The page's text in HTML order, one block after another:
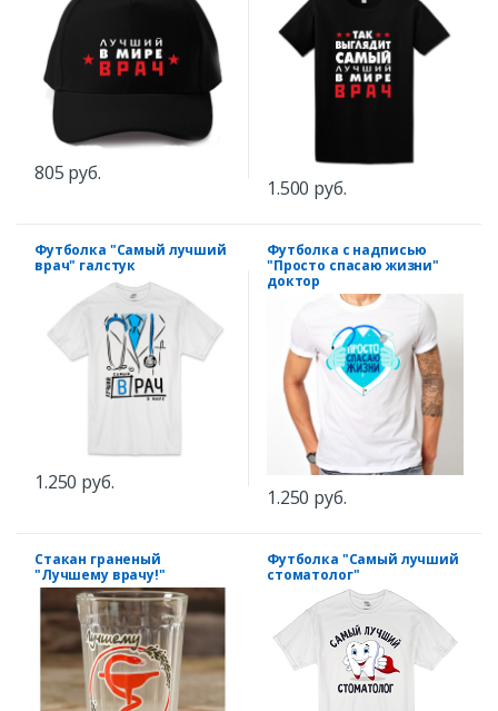
805 руб.
1.500 руб.
Футболка "Самый лучший
врач" галстук
1.250 руб.
Футболка с надписью
"Просто спасаю жизни"
доктор
1.250 руб.
Стакан граненый
"Лучшему врачу!"
Футболка "Самый лучший
стоматолог"